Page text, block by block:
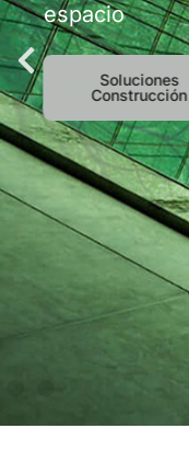
espacio
Soluciones
Construcción